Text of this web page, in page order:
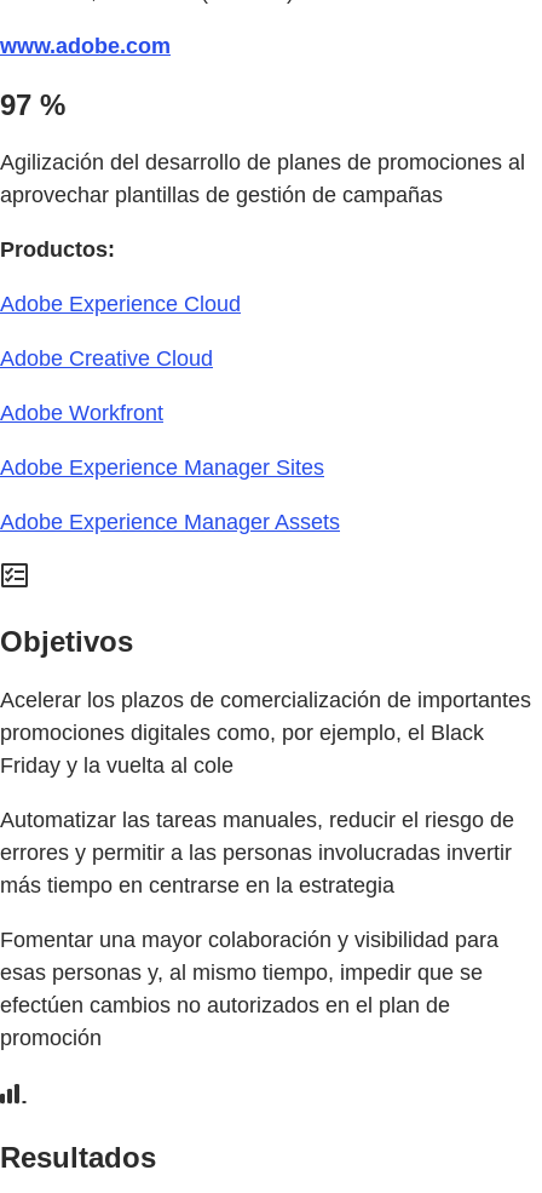
www.adobe.com
97 %
Agilización del desarrollo de planes de promociones al
aprovechar plantillas de gestión de campañas
Productos:
Adobe Experience Cloud
Adobe Creative Cloud
Adobe Workfront
Adobe Experience Manager Sites
Adobe Experience Manager Assets
Objetivos
Acelerar los plazos de comercialización de importantes
promociones digitales como, por ejemplo, el Black
Friday y la vuelta al cole
Automatizar las tareas manuales, reducir el riesgo de
errores y permitir a las personas involucradas invertir
más tiempo en centrarse en la estrategia
Fomentar una mayor colaboración y visibilidad para
esas personas y, al mismo tiempo, impedir que se
efectúen cambios no autorizados en el plan de
promoción
Resultados